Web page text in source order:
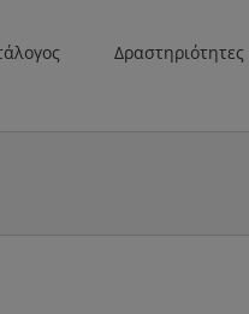
Δραστηριότητες